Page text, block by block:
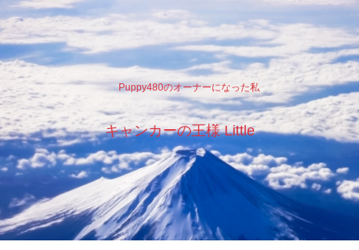
Puppy480のオーナーになった私
キャンカーの王様 Little